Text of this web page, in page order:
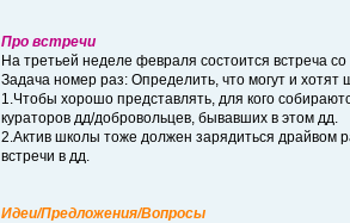
Про встречи
На третьей неделе февраля состоится встреча
Задача номер раз: Определить, что могут и хотят
1.Чтобы хорошо представлять, для кого
кураторов дд/добровольцев, бывавших в этом дд.
2.Актив школы тоже должен зарядиться драйвом
встречи в дд.
Идеи/Предложения/Вопросы